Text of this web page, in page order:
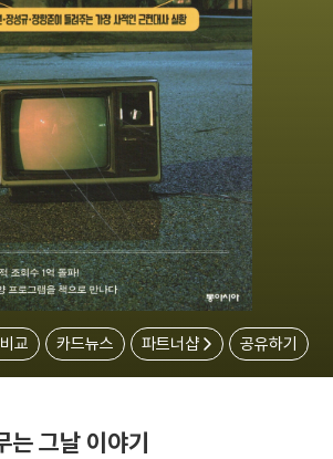
교 카드뉴스 파트너샵 공유하기
는 그날 이야기